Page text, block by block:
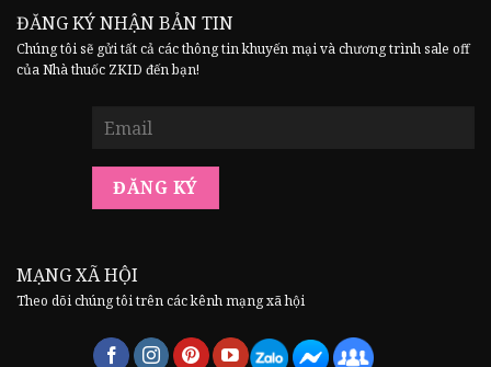
ĐĂNG KÝ NHẬN BẢN TIN
Chúng tôi sẽ gửi tất cả các thông tin khuyến mại và chương trình sale off
của Nhà thuốc ZKID đến bạn!
MẠNG XÃ HỘI
Theo dõi chúng tôi trên các kênh mạng xã hội